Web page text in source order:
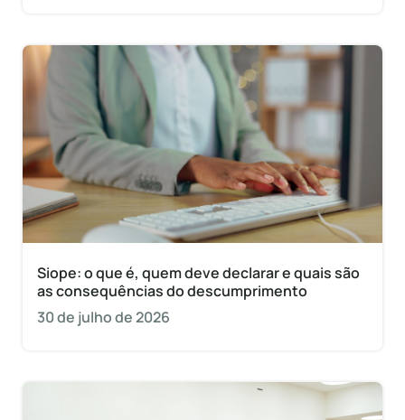
Siope: o que é, quem deve declarar e quais são
as consequências do descumprimento
30 de julho de 2026